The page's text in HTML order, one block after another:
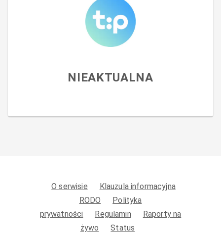
NIEAKTUALNA
O serwisie
Klauzula informacyjna
RODO
Polityka
prywatności
Regulamin
Raporty na
żywo
Status